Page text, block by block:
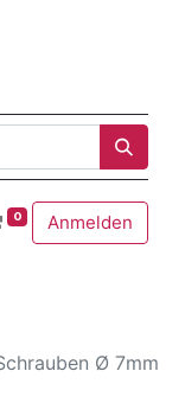
0 Anmelden
Ø 7mm